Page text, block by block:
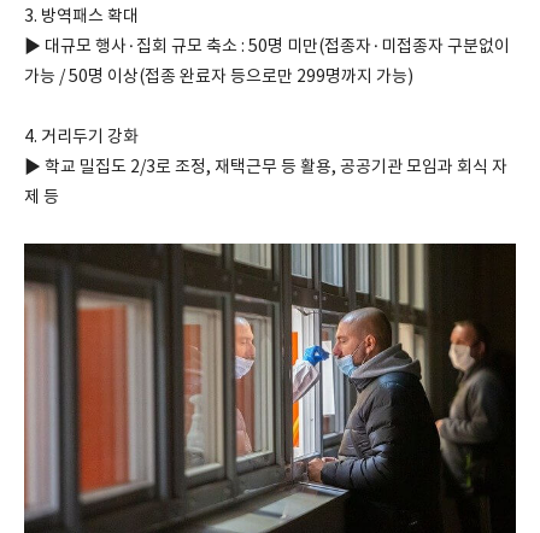
3. 방역패스 확대
▶ 대규모 행사·집회 규모 축소 : 50명 미만(접종자·미접종자 구분없이
가능 / 50명 이상(접종 완료자 등으로만 299명까지 가능)
4. 거리두기 강화
▶ 학교 밀집도 2/3로 조정, 재택근무 등 활용, 공공기관 모임과 회식 자
제 등